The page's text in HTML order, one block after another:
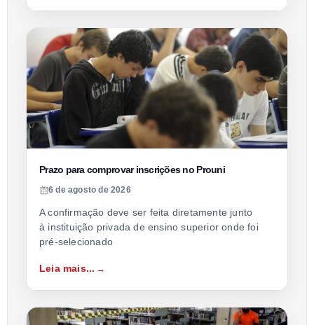
Prazo para comprovar inscrições no Prouni
6 de agosto de 2026
A confirmação deve ser feita diretamente junto
à instituição privada de ensino superior onde foi
pré-selecionado
Leia mais...